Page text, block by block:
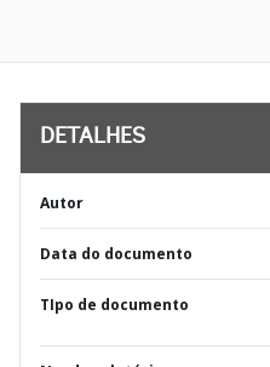
DETALHES
Autor
Data do documento
TIpo de documento